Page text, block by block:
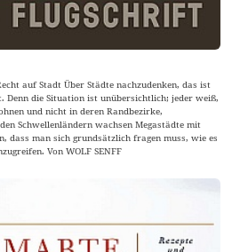
auf Stadt Über Städte nachzudenken, das ist
Denn die Situation ist unübersichtlich; jeder weiß,
und nicht in deren Randbezirke,
Schwellenländern wachsen Megastädte mit
dass man sich grundsätzlich fragen muss, wie es
Von WOLF SENFF